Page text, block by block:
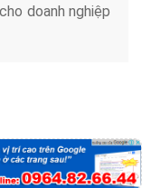
doanh nghiệp